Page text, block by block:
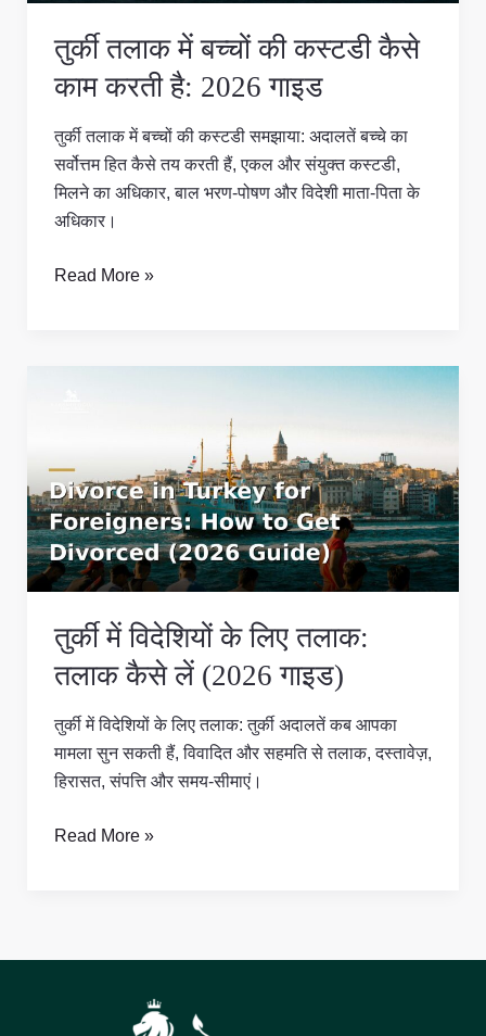
तुर्की तलाक में बच्चों की कस्टडी कैसे
काम करती है: 2026 गाइड
तुर्की तलाक में बच्चों की कस्टडी समझाया: अदालतें बच्चे का
सर्वोत्तम हित कैसे तय करती हैं, एकल और संयुक्त कस्टडी,
मिलने का अधिकार, बाल भरण-पोषण और विदेशी माता-पिता के
अधिकार।
है:
2026
गाइड
Read More »
तुर्की में विदेशियों के लिए तलाक:
तलाक कैसे लें (2026 गाइड)
तुर्की में विदेशियों के लिए तलाक: तुर्की अदालतें कब आपका
मामला सुन सकती हैं, विवादित और सहमति से तलाक, दस्तावेज़,
हिरासत, संपत्ति और समय-सीमाएं।
के
लिए
तलाक:
तलाक
कैसे
(2026
गाइड)
Read More »